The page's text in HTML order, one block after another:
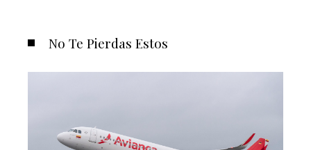
No Te Pierdas Estos